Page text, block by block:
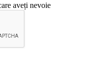
aveți nevoie